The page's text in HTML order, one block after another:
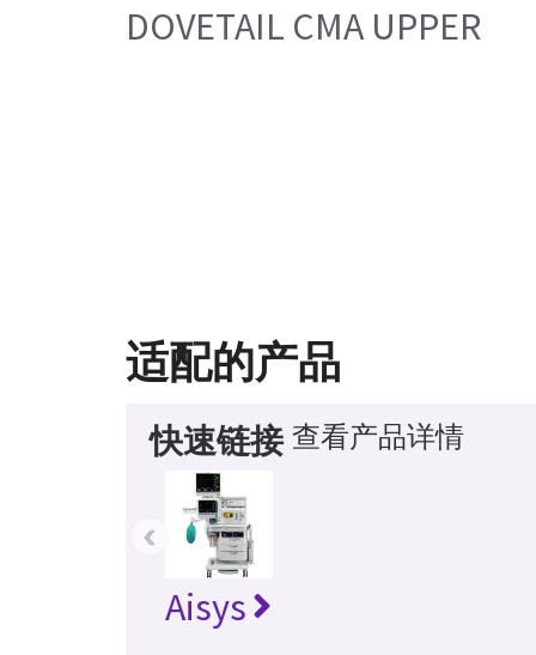
DOVETAIL CMA UPPER
适配的产品
快速链接 查看产品详情
Aisys
‹